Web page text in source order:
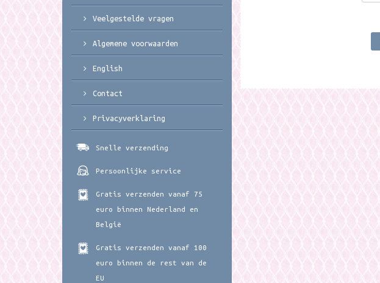
Veelgestelde vragen
Algemene voorwaarden
English
Contact
Privacyverklaring
Snelle verzending
Persoonlijke service
Gratis verzenden vanaf 75
euro binnen Nederland en
België
Gratis verzenden vanaf 100
euro binnen de rest van de
EU